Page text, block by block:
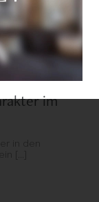
im
in den
[...]